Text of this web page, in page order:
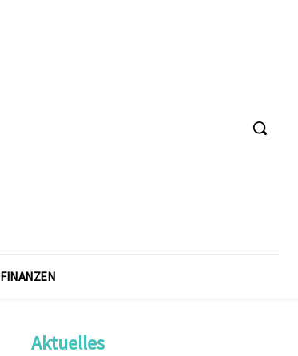
FINANZEN
Aktuelles